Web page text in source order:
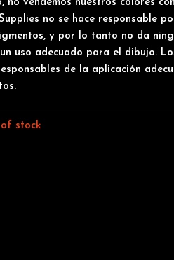
no vendemos nuestros colores
no se hace responsable
y por lo tanto no da
uso adecuado para el dibujo.
de la aplicación
stock